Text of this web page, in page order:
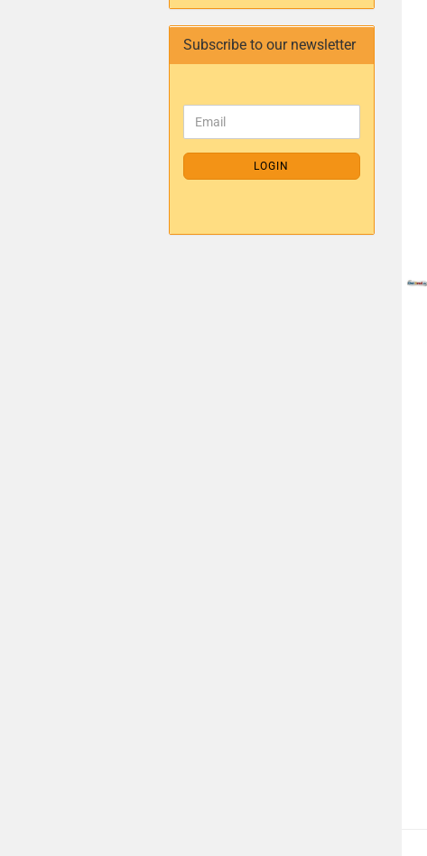
Subscribe to our newsletter
LOGIN